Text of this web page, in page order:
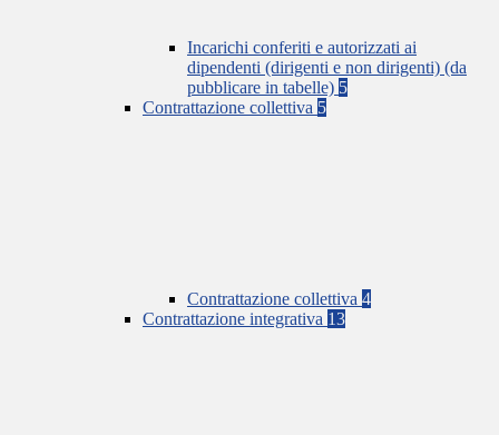
Incarichi conferiti e autorizzati ai
dipendenti (dirigenti e non dirigenti) (da
pubblicare in tabelle) 5
Contrattazione collettiva 5
Contrattazione collettiva 4
Contrattazione integrativa 13